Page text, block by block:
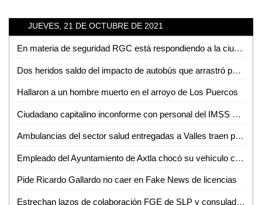
JUEVES, 21 DE OCTUBRE DE 2021
En materia de seguridad RGC está respondiendo a la ciudadanía: Matilde Hernández
Dos heridos saldo del impacto de autobús que arrastró puesto de gorditas
Hallaron a un hombre muerto en el arroyo de Los Puercos
Ciudadano capitalino inconforme con personal del IMSS de Ciudad Valles
Ambulancias del sector salud entregadas a Valles traen placas sobrepuestas
Empleado del Ayuntamiento de Axtla chocó su vehículo contra una ambulancia de Tanlajás; 5 heridos
Pide Ricardo Gallardo no caer en Fake News de licencias
Estrechan lazos de colaboración FGE de SLP y consulado americano